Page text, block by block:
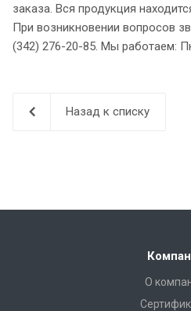
заказа. Вся продукция
При возникновении вопросов
(342) 276-20-85. Мы работаем:
Назад к списку
О